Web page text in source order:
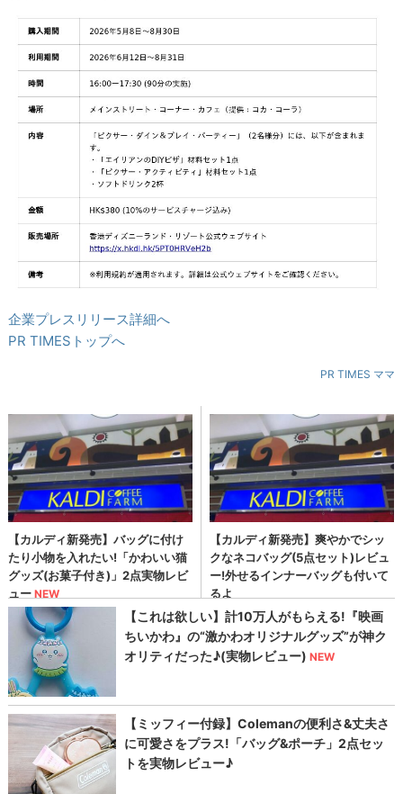
企業プレスリリース詳細へ
PR TIMESトップへ
PR TIMES ママ